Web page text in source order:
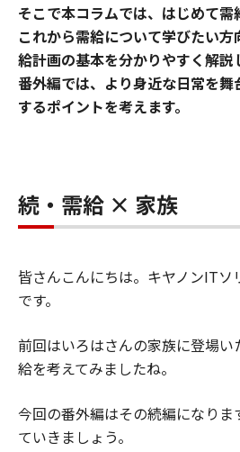
そこで本コラムでは、はじめて
これから需給について学びたい
給計画の基本を分かりやすく解説
番外編では、より身近な日常を
するポイントを考えます。
続・需給 × 家族
皆さんこんにちは。キヤノンITソ
です。
前回はいろはさんの家族に登場い
給を考えてみましたね。
今回の番外編はその続編になりま
ていきましょう。